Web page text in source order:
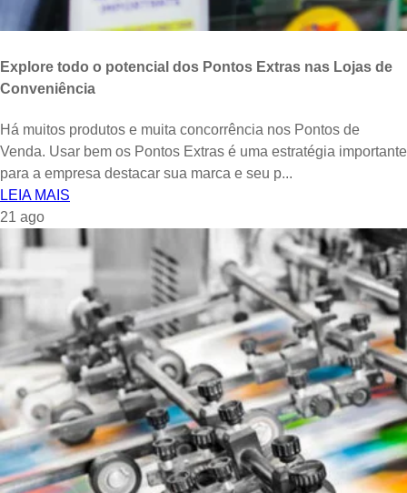
Explore todo o potencial dos Pontos Extras nas Lojas de
Conveniência
Há muitos produtos e muita concorrência nos Pontos de
Venda. Usar bem os Pontos Extras é uma estratégia importante
para a empresa destacar sua marca e seu p...
LEIA MAIS
21 ago